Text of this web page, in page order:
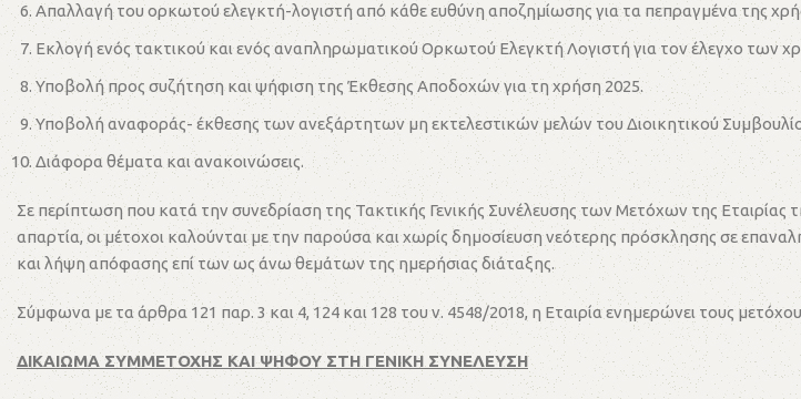
Απαλλαγή του ορκωτού ελεγκτή-λογιστή από κάθε ευθύνη αποζημίωσης για τα πεπραγμένα της
Εκλογή ενός τακτικού και ενός αναπληρωματικού Ορκωτού Ελεγκτή Λογιστή για τον έλεγχο των
Υποβολή προς συζήτηση και ψήφιση της Έκθεσης Αποδοχών για τη χρήση 2025.
Υποβολή αναφοράς- έκθεσης των ανεξάρτητων μη εκτελεστικών μελών του Διοικητικού
Διάφορα θέματα και ανακοινώσεις.
Σε περίπτωση που κατά την συνεδρίαση της Τακτικής Γενικής Συνέλευσης των Μετόχων της Εταιρίας
απαρτία, οι μέτοχοι καλούνται με την παρούσα και χωρίς δημοσίευση νεότερης πρόσκλησης σε
και λήψη απόφασης επί των ως άνω θεμάτων της ημερήσιας διάταξης.
Σύμφωνα με τα άρθρα 121 παρ. 3 και 4, 124 και 128 του ν. 4548/2018, η Εταιρία ενημερώνει τους
ΔΙΚΑΙΩΜΑ ΣΥΜΜΕΤΟΧΗΣ ΚΑΙ ΨΗΦΟΥ ΣΤΗ ΓΕΝΙΚΗ ΣΥΝΕΛΕΥΣΗ